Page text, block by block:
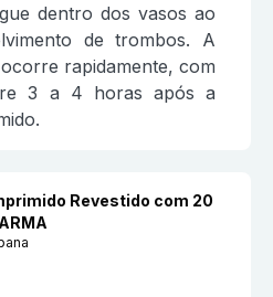
dentro dos vasos ao
de trombos. A
rapidamente, com
3 a 4 horas após a
Revestido com 20